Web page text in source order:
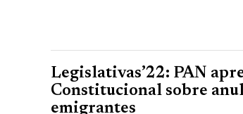
Legislativas’22: PAN
Constitucional sobre
emigrantes